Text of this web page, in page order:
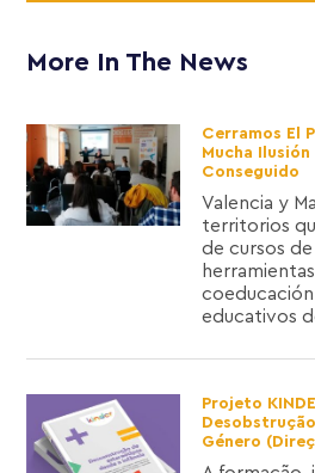
More In The News
Cerramos El
Mucha
Conseguido
Valencia y
territorios
de cursos
educativos
Projeto
Género